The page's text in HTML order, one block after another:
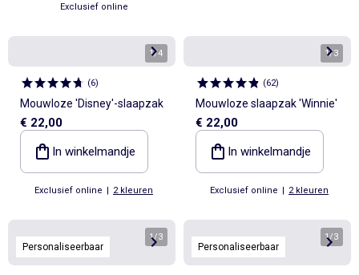
Exclusief online
1/4
(6)
Mouwloze 'Disney'-slaapzak
€ 22,00
In winkelmandje
Exclusief online | 2 kleuren
1/3
(62)
Mouwloze slaapzak 'Winnie'
€ 22,00
In winkelmandje
Exclusief online | 2 kleuren
Personaliseerbaar
1/3
Personaliseerbaar
1/3